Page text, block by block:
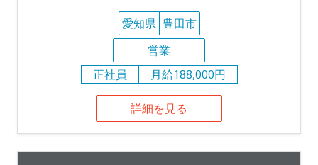
愛知県 豊田市
営業
正社員
月給188,000円
詳細を見る